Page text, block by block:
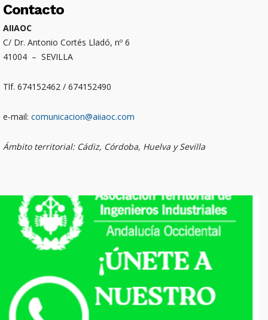
Contacto
AIIAOC
C/ Dr. Antonio Cortés Lladó, nº 6
41004 – SEVILLA
Tlf. 674152462 / 674152490
e-mail: comunicacion@aiiaoc.com
Ámbito territorial: Cádiz, Córdoba, Huelva y Sevilla